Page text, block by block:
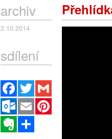
archiv
2.10.2014
sdílení
Facebook
Twitter
Outlook.com
Email
Evernote